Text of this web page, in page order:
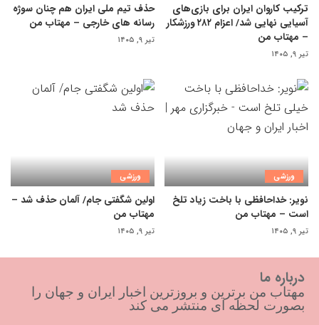
ترکیب کاروان ایران برای بازی‌های
آسیایی نهایی شد/ اعزام ۲۸۲ ورزشکار
– مهتاب من
تیر ۹, ۱۴۰۵
حذف تیم ملی ایران هم چنان سوژه
رسانه های خارجی – مهتاب من
تیر ۹, ۱۴۰۵
ورزشی
نویر: خداحافظی با باخت زیاد تلخ
است – مهتاب من
تیر ۹, ۱۴۰۵
ورزشی
اولین شگفتی جام/ آلمان حذف شد –
مهتاب من
تیر ۹, ۱۴۰۵
درباره ما
مهتاب من برترین و بروزترین اخبار ایران و جهان را
بصورت لحظه ای منتشر می کند